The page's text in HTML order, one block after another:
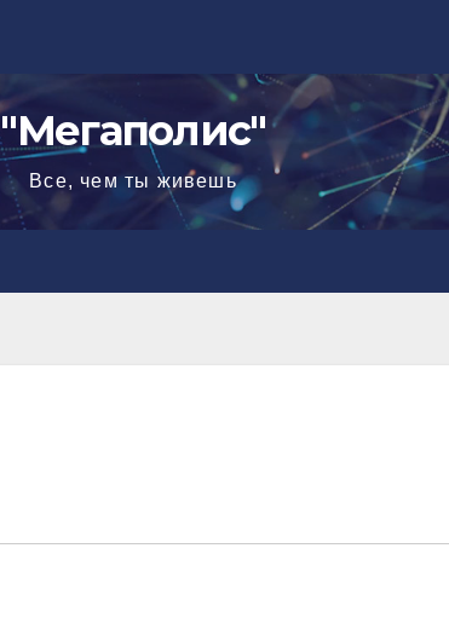
"Мегаполис"
Все, чем ты живешь